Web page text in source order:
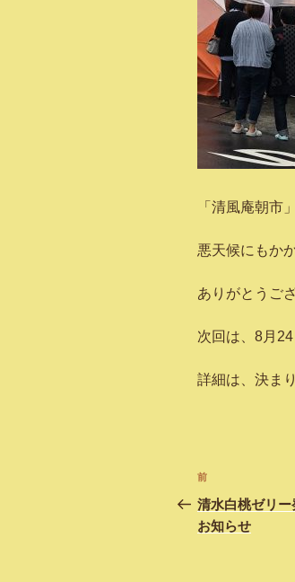
「清風庵朝市
悪天候にもか
ありがとうご
次回は、8月
詳細は、決ま
投
稿
ナ
過
去
の
前
清水白桃ゼリ
お知らせ